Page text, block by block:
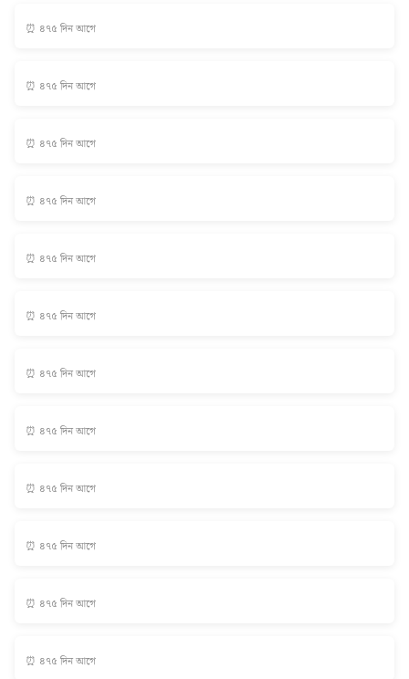
⏰ ৪৭৫ দিন আগে
⏰ ৪৭৫ দিন আগে
⏰ ৪৭৫ দিন আগে
⏰ ৪৭৫ দিন আগে
⏰ ৪৭৫ দিন আগে
⏰ ৪৭৫ দিন আগে
⏰ ৪৭৫ দিন আগে
⏰ ৪৭৫ দিন আগে
⏰ ৪৭৫ দিন আগে
⏰ ৪৭৫ দিন আগে
⏰ ৪৭৫ দিন আগে
⏰ ৪৭৫ দিন আগে